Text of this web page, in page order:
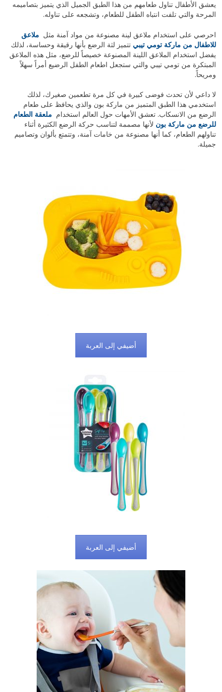
يعشق الأطفال تناول طعامهم من هذا الطبق الجميل الذي يتميز بتصاميمه
المرحة والتي تلفت انتباه الطفل للطعام، وتشجعه على تناوله.
احرصي على استخدام ملاعق لينة مصنوعة من مواد آمنة مثل ملاعق
للاطفال من ماركة تومي تيبي تتميز لثة الرضع بأنها رقيقة وحساسة، لذلك
يفضل استخدام الملاعق اللينة المصنوعة خصيصاً للرضع، مثل هذه الملاعق
المبتكرة من تومي تيبي والتي ستجعل اطعام الطفل الرضيع أمراً سهلاً
ومريحاً.
لا داعي لأن تحدث فوضى كبيرة في كل مرة تطعمين صغيرك، لذلك
استخدمي هذا الطبق المتميز من ماركة بون والذي يحافظ على طعام
الرضع من الانسكاب. تعشق الأمهات حول العالم استخدام ملعقة الطعام
للرضع من ماركة بون لأنها مصممة لتناسب حركة الرضع الكثيرة أثناء
تناولهم الطعام، كما أنها مصنوعة من خامات آمنة، وتتمتع بألوان وتصاميم
جميلة.
أضيفي إلى العربة
أضيفي إلى العربة